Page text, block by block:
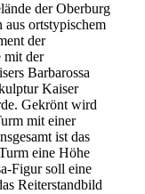
der Oberburg
ortstypischem
der
mit der
Barbarossa
Kaiser
Gekrönt wird
mit einer
ist das
eine Höhe
Figur soll eine
Reiterstandbild